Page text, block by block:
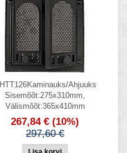
HTT126Kaminauks/Ahjuuks
Sisemõõt:275x310mm,
Välismõõt:365x410mm
267,84 € (10%)
297,60 €